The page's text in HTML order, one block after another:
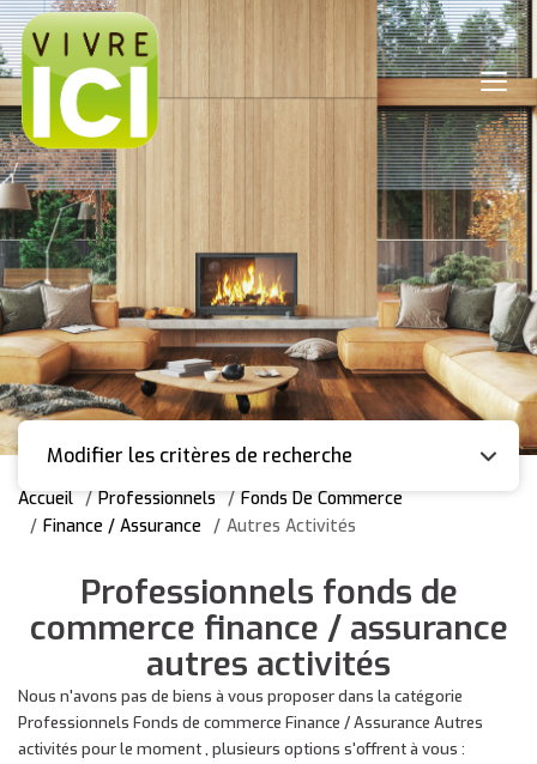
Modifier les critères de recherche
Accueil Professionnels
Fonds De Commerce
Finance / Assurance
Autres Activités
Professionnels fonds de
commerce finance / assurance
autres activités
Nous n'avons pas de biens à vous proposer dans la catégorie
Professionnels Fonds de commerce Finance / Assurance Autres
activités pour le moment , plusieurs options s'offrent à vous :